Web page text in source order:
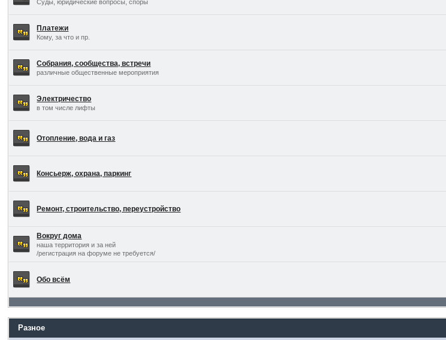
Суды, юридические вопросы, споры
Платежи
Кому, за что и пр.
Собрания, сообщества, встречи
различные общественные мероприятия
Электричество
в том числе лифты
Отопление, вода и газ
Консьерж, охрана, паркинг
Ремонт, строительство, переустройство
Вокруг дома
наша территория и за ней
/регистрация на форуме не требуется/
Обо всём
Разное